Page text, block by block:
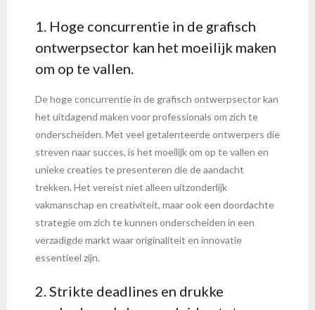
1. Hoge concurrentie in de grafisch
ontwerpsector kan het moeilijk maken
om op te vallen.
De hoge concurrentie in de grafisch ontwerpsector kan
het uitdagend maken voor professionals om zich te
onderscheiden. Met veel getalenteerde ontwerpers die
streven naar succes, is het moeilijk om op te vallen en
unieke creaties te presenteren die de aandacht
trekken. Het vereist niet alleen uitzonderlijk
vakmanschap en creativiteit, maar ook een doordachte
strategie om zich te kunnen onderscheiden in een
verzadigde markt waar originaliteit en innovatie
essentieel zijn.
2. Strikte deadlines en drukke